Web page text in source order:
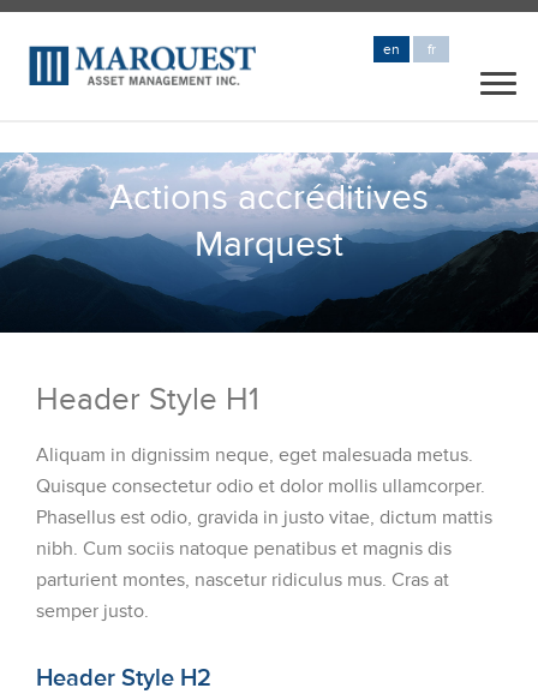
en fr
Actions accréditives
Marquest
Header Style H1
Aliquam in dignissim neque, eget malesuada metus.
Quisque consectetur odio et dolor mollis ullamcorper.
Phasellus est odio, gravida in justo vitae, dictum mattis
nibh. Cum sociis natoque penatibus et magnis dis
parturient montes, nascetur ridiculus mus. Cras at
semper justo.
Header Style H2